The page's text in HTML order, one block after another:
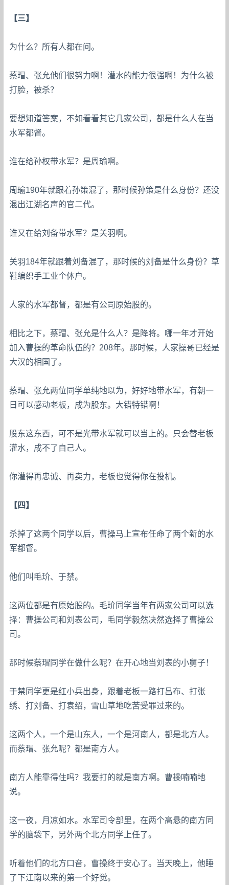
【三】
为什么？所有人都在问。
蔡瑁、张允他们很努力啊！灌水的能力很强啊！为什么被
打脸，被杀？
要想知道答案，不如看看其它几家公司，都是什么人在当
水军都督。
谁在给孙权带水军？是周瑜啊。
周瑜190年就跟着孙策混了，那时候孙策是什么身份？还没
混出江湖名声的官二代。
谁又在给刘备带水军？是关羽啊。
关羽184年就跟着刘备混了，那时候的刘备是什么身份？草
鞋编织手工业个体户。
人家的水军都督，都是有公司原始股的。
相比之下，蔡瑁、张允是什么人？是降将。哪一年才开始
加入曹操的革命队伍的？208年。那时候，人家操哥已经是
大汉的相国了。
蔡瑁、张允两位同学单纯地以为，好好地带水军，有朝一
日可以感动老板，成为股东。大错特错啊！
股东这东西，可不是光带水军就可以当上的。只会替老板
灌水，成不了自己人。
你灌得再忠诚、再卖力，老板也觉得你在投机。
【四】
杀掉了这两个同学以后，曹操马上宣布任命了两个新的水
军都督。
他们叫毛玠、于禁。
这两位都是有原始股的。毛玠同学当年有两家公司可以选
择：曹操公司和刘表公司，毛同学毅然决然选择了曹操公
司。
那时候蔡瑁同学在做什么呢？在开心地当刘表的小舅子！
于禁同学更是红小兵出身，跟着老板一路打吕布、打张
绣、打刘备、打袁绍，雪山草地吃苦受罪过来的。
这两个人，一个是山东人，一个是河南人，都是北方人。
而蔡瑁、张允呢？都是南方人。
南方人能靠得住吗？我要打的就是南方啊。曹操喃喃地
说。
这一夜，月凉如水。水军司令部里，在两个高悬的南方同
学的脑袋下，另外两个北方同学上任了。
听着他们的北方口音，曹操终于安心了。当天晚上，他睡
了下江南以来的第一个好觉。